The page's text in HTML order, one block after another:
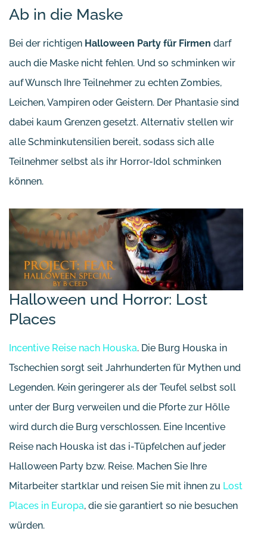
Ab in die Maske
Bei der richtigen Halloween Party für Firmen darf
auch die Maske nicht fehlen. Und so schminken wir
auf Wunsch Ihre Teilnehmer zu echten Zombies,
Leichen, Vampiren oder Geistern. Der Phantasie sind
dabei kaum Grenzen gesetzt. Alternativ stellen wir
alle Schminkutensilien bereit, sodass sich alle
Teilnehmer selbst als ihr Horror-Idol schminken
können.
Halloween und Horror: Lost
Places
Incentive Reise nach Houska. Die Burg Houska in
Tschechien sorgt seit Jahrhunderten für Mythen und
Legenden. Kein geringerer als der Teufel selbst soll
unter der Burg verweilen und die Pforte zur Hölle
wird durch die Burg verschlossen. Eine Incentive
Reise nach Houska ist das i-Tüpfelchen auf jeder
Halloween Party bzw. Reise. Machen Sie Ihre
Mitarbeiter startklar und reisen Sie mit ihnen zu Lost
Places in Europa, die sie garantiert so nie besuchen
würden.